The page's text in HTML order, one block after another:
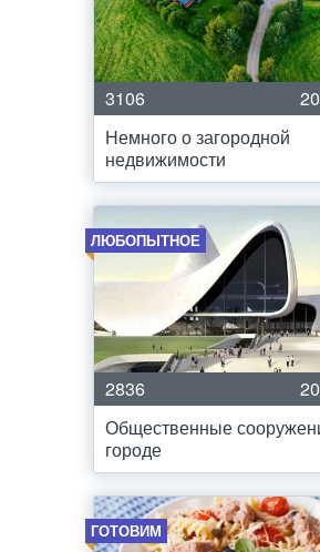
3106
Немного о загородной
недвижимости
ЛЮБОПЫТНОЕ
2836
Общественные
городе
ГОТОВИМ